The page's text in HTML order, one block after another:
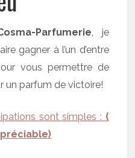
Parfumerie, je
gagner à l’un d’entre
vous permettre de
un parfum de victoire!
sont simples : (